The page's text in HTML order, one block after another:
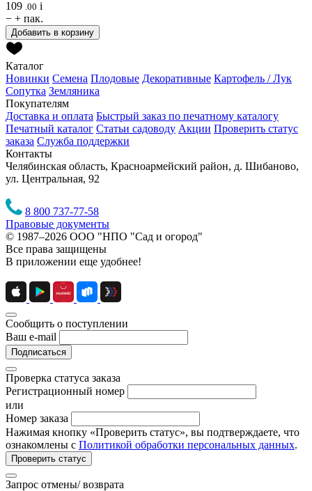
109 .00 i
− + пак.
Добавить в корзину
Каталог
Новинки Семена Плодовые Декоративные Картофель / Лук
Сопутка Земляника
Покупателям
Доставка и оплата Быстрый заказ по печатному каталогу
Печатный каталог Статьи садоводу Акции Проверить статус
заказа Служба поддержки
Контакты
Челябинская область, Красноармейский район, д. Шибаново,
ул. Центральная, 92
8 800 737-77-58
Правовые документы
© 1987–2026 ООО "НПО "Сад и огород"
Все права защищены
В приложении еще удобнее!
Сообщить о поступлении
Ваш e-mail
Подписаться
Проверка статуса заказа
Регистрационный номер
или
Номер заказа
Нажимая кнопку «Проверить статус», вы подтверждаете, что
ознакомлены с Политикой обработки персональных данных.
Проверить статус
Запрос отмены/ возврата